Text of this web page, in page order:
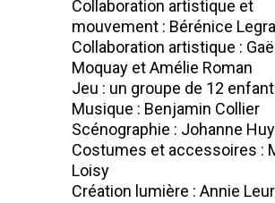
Collaboration artistique et
mouvement : Bérénice
Collaboration artistique :
Moquay et Amélie Roman
Jeu : un groupe de 12
Musique : Benjamin Collier
Scénographie : Johanne
Costumes et accessoires :
Loisy
Création lumière : Annie